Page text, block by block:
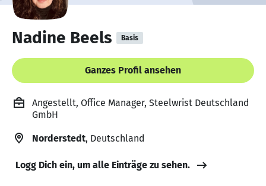
Nadine Beels Basis
Ganzes Profil ansehen
Angestellt, Office Manager, Steelwrist Deutschland
GmbH
Norderstedt, Deutschland
Logg Dich ein, um alle Einträge zu sehen.